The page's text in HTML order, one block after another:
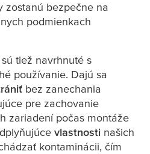
zostanú bezpečne na
podmienkach
tiež navrhnuté s
používanie. Dajú sa
bez zanechania
pre zachovanie
zariadení počas montáže
vlastnosti našich
kontaminácii, čím